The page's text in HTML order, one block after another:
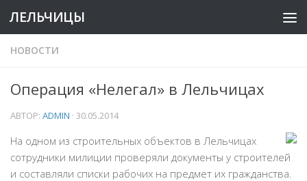
ЛЕЛЬЧИЦЫ
НОВОСТИ
Операция «Нелегал» в Лельчицах
АВТОР: ADMIN · 30.05.2014
На одном из строительных объектов в Лельчицах
сотрудники милиции проверяли документы у строителей
и составляли списки рабочих на предмет их гражданства.